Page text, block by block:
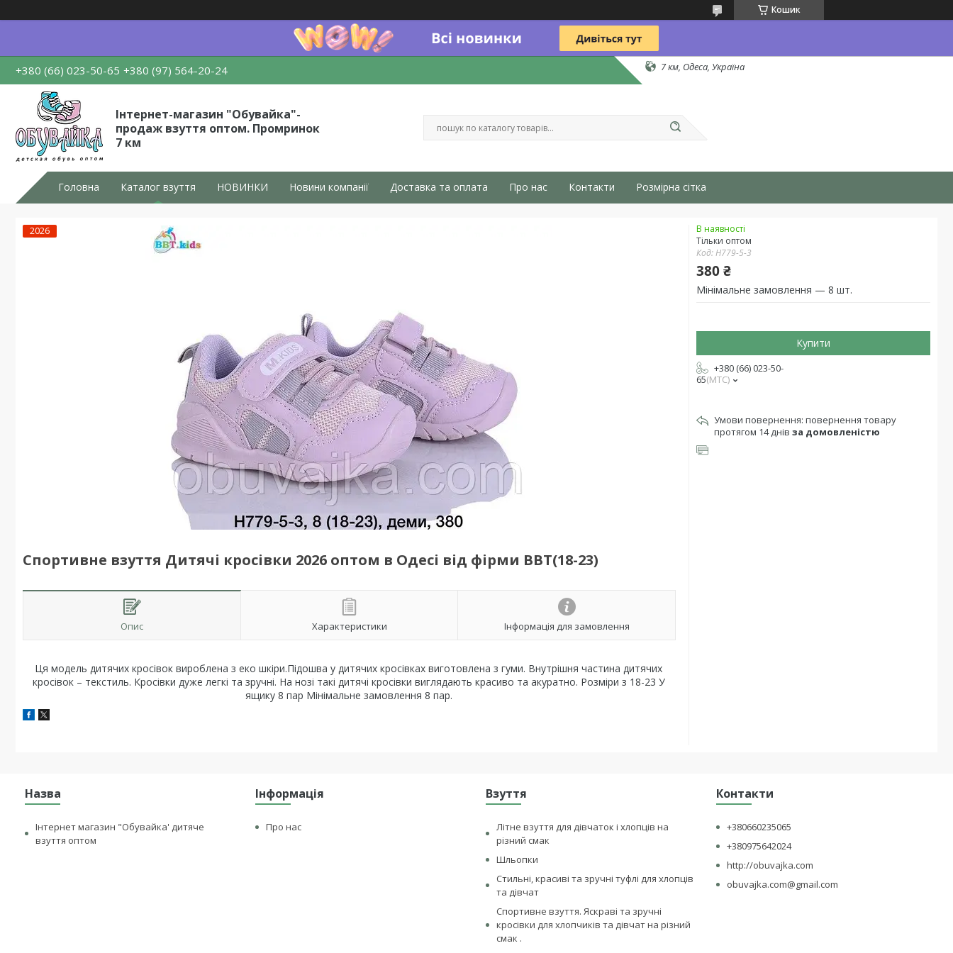
Кошик
+380 (66) 023-50-65 +380 (97) 564-20-24 7 км, Одеса, Україна
Інтернет-магазин "Обувайка"-
продаж взуття оптом. Промринок
7 км
Головна Каталог взуття НОВИНКИ Новини компанії Доставка та оплата Про нас Контакти Розмірна сітка
2026
Спортивне взуття Дитячі кросівки 2026 оптом в Одесі від фірми BBT(18-23)
Опис Характеристики Інформація для замовлення
Ця модель дитячих кросівок вироблена з еко шкіри.Підошва у дитячих кросівках виготовлена ​​з гуми. Внутрішня частина дитячих
кросівок – текстиль. Кросівки дуже легкі та зручні. На нозі такі дитячі кросівки виглядають красиво та акуратно. Розміри з 18-23 У
ящику 8 пар Мінімальне замовлення 8 пар.
В наявності
Тільки оптом
Код:H779-5-3
380 ₴
Мінімальне замовлення — 8 шт.
Купити
+380 (66) 023-50-
65 МТС
повернення товару
протягом 14 днів за домовленістю
Назва
Інтернет магазин "Обувайка' дитяче
взуття оптом
Інформація
Про нас
Взуття
Літне взуття для дівчаток і хлопців на
різний смак
Шльопки
Стильні, красиві та зручні туфлі для хлопців
та дівчат
Спортивне взуття. Яскраві та зручні
кросівки для хлопчиків та дівчат на різний
смак .
Контакти
+380660235065
+380975642024
http://obuvajka.com
obuvajka.com@gmail.com